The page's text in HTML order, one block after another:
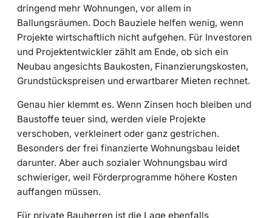
dringend mehr Wohnungen, vor allem in
Ballungsräumen. Doch Bauziele helfen wenig, wenn
Projekte wirtschaftlich nicht aufgehen. Für Investoren
und Projektentwickler zählt am Ende, ob sich ein
Neubau angesichts Baukosten, Finanzierungskosten,
Grundstückspreisen und erwartbarer Mieten rechnet.
Genau hier klemmt es. Wenn Zinsen hoch bleiben und
Baustoffe teuer sind, werden viele Projekte
verschoben, verkleinert oder ganz gestrichen.
Besonders der frei finanzierte Wohnungsbau leidet
darunter. Aber auch sozialer Wohnungsbau wird
schwieriger, weil Förderprogramme höhere Kosten
auffangen müssen.
Für private Bauherren ist die Lage ebenfalls